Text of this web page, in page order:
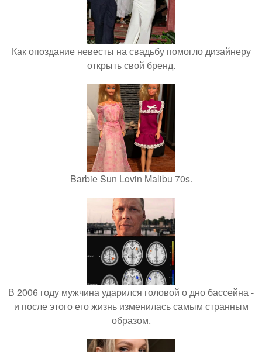
Как опоздание невесты на свадьбу помогло дизайнеру
открыть свой бренд.
Barbie Sun Lovin Malibu 70s.
В 2006 году мужчина ударился головой о дно бассейна -
и после этого его жизнь изменилась самым странным
образом.